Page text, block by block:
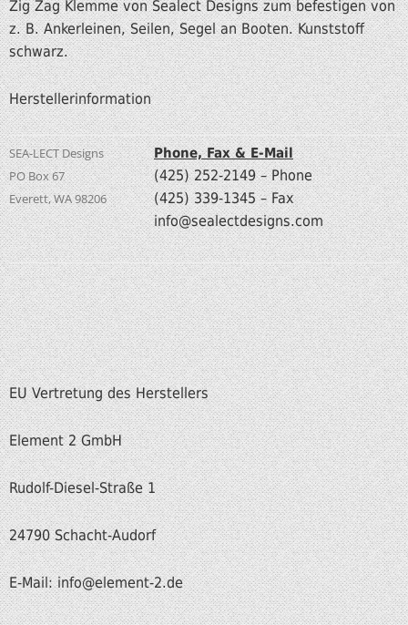
Zig Zag Klemme von Sealect Designs zum befestigen von
z. B. Ankerleinen, Seilen, Segel an Booten. Kunststoff
schwarz.
Herstellerinformation
SEA-LECT Designs
PO Box 67
Everett, WA 98206
Phone, Fax & E-Mail
(425) 252-2149 – Phone
(425) 339-1345 – Fax
info@sealectdesigns.com
EU Vertretung des Herstellers
Element 2 GmbH
Rudolf-Diesel-Straße 1
24790 Schacht-Audorf
E-Mail: info@element-2.de